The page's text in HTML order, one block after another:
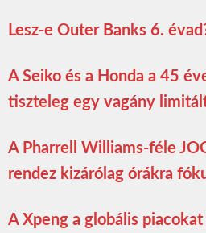
Lesz-e Outer Banks 6.
A Seiko és a Honda a 45
tiszteleg egy vagány
A Pharrell Williams-féle
rendez kizárólag órákra
A Xpeng a globális